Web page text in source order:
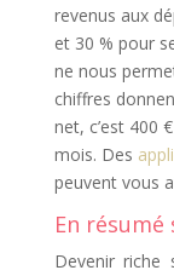
revenus aux
et 30 % pour
ne nous
chiffres
net, c’est 400
mois. Des
peuvent vous
En résumé
Devenir riche